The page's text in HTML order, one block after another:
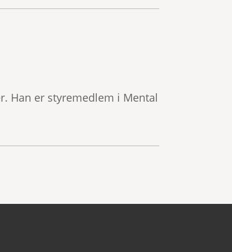
Han er styremedlem i Mental